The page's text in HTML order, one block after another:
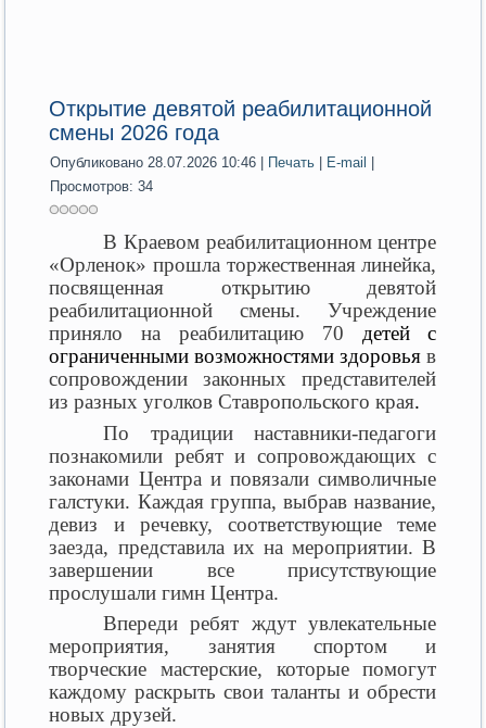
Открытие девятой реабилитационной
смены 2026 года
Опубликовано 28.07.2026 10:46 | Печать | E-mail |
Просмотров: 34
В Краевом реабилитационном центре
«Орленок» прошла торжественная линейка,
посвященная открытию девятой
реабилитационной смены. Учреждение
приняло на реабилитацию 70 детей с
ограниченными возможностями здоровья в
сопровождении законных представителей
из разных уголков Ставропольского края.
По традиции наставники-педагоги
познакомили ребят и сопровождающих с
законами Центра и повязали символичные
галстуки. Каждая группа, выбрав название,
девиз и речевку, соответствующие теме
заезда, представила их на мероприятии. В
завершении все присутствующие
прослушали гимн Центра.
Впереди ребят ждут увлекательные
мероприятия, занятия спортом и
творческие мастерские, которые помогут
каждому раскрыть свои таланты и обрести
новых друзей.